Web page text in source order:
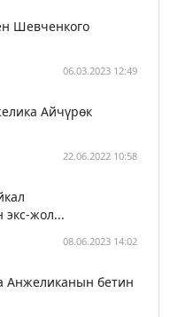
Шевченкого
06.03.2023 12:49
Айчүрөк
22.06.2022 10:58
экс-жол...
08.06.2023 14:02
Анжеликанын бетин